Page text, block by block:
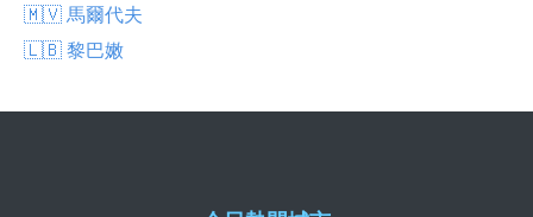
🇲🇻 馬爾代夫
🇱🇧 黎巴嫩